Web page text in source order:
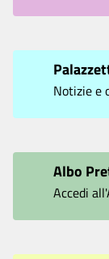
Notizie e
Albo
Accedi